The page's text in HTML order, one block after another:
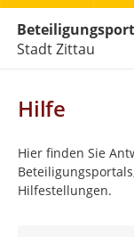
Stadt Zittau
Hilfe
Hier finden Sie
Hilfestellungen.